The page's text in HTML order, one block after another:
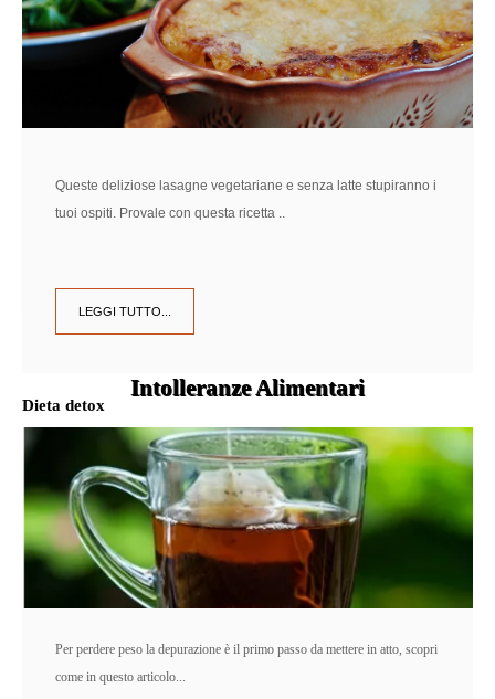
Intolleranze Alimentari
NEI CAPELLI BENESSERE E PESO IDEALE
SCOPRI DI PIÙ
Queste deliziose lasagne vegetariane e senza latte stupiranno i
tuoi ospiti. Provale con questa ricetta ..
LEGGI TUTTO...
Dieta detox
Per perdere peso la depurazione è il primo passo da mettere in atto, scopri
come in questo articolo...